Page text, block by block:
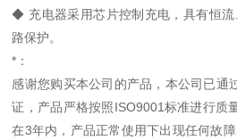
◆ 充电器采用芯片控制充电，具有恒
路保护。
*：
感谢您购买本公司的产品，本公司已通
证，产品严格按照ISO9001标准进行质
在3年内，产品正常使用下出现任何故